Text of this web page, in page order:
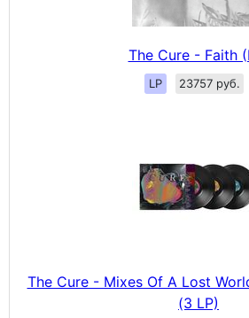
The Cure - Faith
LP 23757 руб.
The Cure - Mixes Of A Lost
(3 LP)